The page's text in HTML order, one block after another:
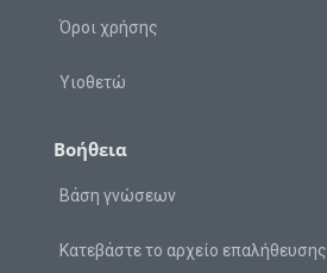
Όροι χρήσης
Υιοθετώ
Βοήθεια
Βάση γνώσεων
Κατεβάστε το αρχείο επαλήθευσης